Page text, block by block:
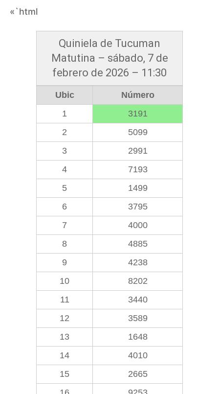
«`html
Quiniela de Tucuman
Matutina – sábado, 7 de
febrero de 2026 – 11:30
Ubic
Número
1
3191
2
5099
3
2991
4
7193
5
1499
6
3795
7
4000
8
4885
9
4238
10
8202
11
3440
12
3589
13
1648
14
4010
15
2665